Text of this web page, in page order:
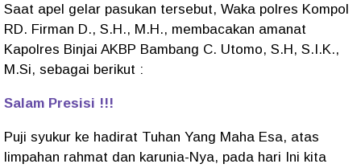
Saat apel gelar pasukan tersebut, Waka polres Kompol
RD. Firman D., S.H., M.H., membacakan amanat
Kapolres Binjai AKBP Bambang C. Utomo, S.H, S.I.K.,
M.Si, sebagai berikut :
Salam Presisi !!!
Puji syukur ke hadirat Tuhan Yang Maha Esa, atas
limpahan rahmat dan karunia-Nya, pada hari Ini kita